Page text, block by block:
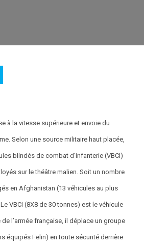
à la vitesse supérieure et envoie du
Selon une source militaire haut placée,
blindés de combat d’infanterie (VBCI)
sur le théâtre malien. Soit un nombre
en Afghanistan (13 véhicules au plus
VBCI (8X8 de 30 tonnes) est le véhicule
l’armée française, il déplace un groupe
équipés Felin) en toute sécurité derrière